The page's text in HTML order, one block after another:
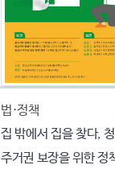
법·정책
집 밖에서 집을 찾다,
주거권 보장을 위한 정